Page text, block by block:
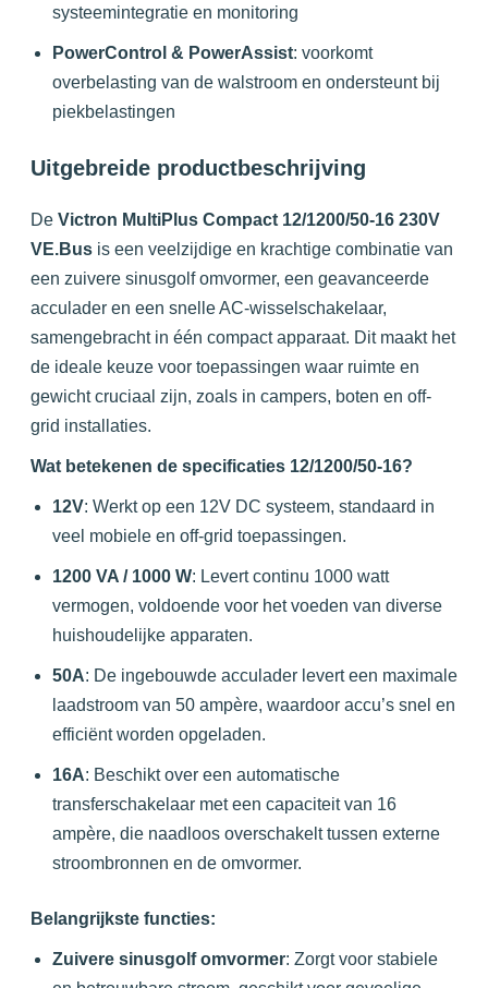
systeemintegratie en monitoring
PowerControl & PowerAssist: voorkomt
overbelasting van de walstroom en ondersteunt bij
piekbelastingen
Uitgebreide productbeschrijving
De Victron MultiPlus Compact 12/1200/50-16 230V
VE.Busis een veelzijdige en krachtige combinatie van
een zuivere sinusgolf omvormer, een geavanceerde
acculader en een snelle AC-wisselschakelaar,
samengebracht in één compact apparaat. Dit maakt het
de ideale keuze voor toepassingen waar ruimte en
gewicht cruciaal zijn, zoals in campers, boten en off-
grid installaties.
Wat betekenen de specificaties 12/1200/50-16?
12V: Werkt op een 12V DC systeem, standaard in
veel mobiele en off-grid toepassingen.
1200 VA / 1000 W: Levert continu 1000 watt
vermogen, voldoende voor het voeden van diverse
huishoudelijke apparaten.
50A: De ingebouwde acculader levert een maximale
laadstroom van 50 ampère, waardoor accu’s snel en
efficiënt worden opgeladen.
16A: Beschikt over een automatische
transferschakelaar met een capaciteit van 16
ampère, die naadloos overschakelt tussen externe
stroombronnen en de omvormer.
Belangrijkste functies:
Zuivere sinusgolf omvormer: Zorgt voor stabiele